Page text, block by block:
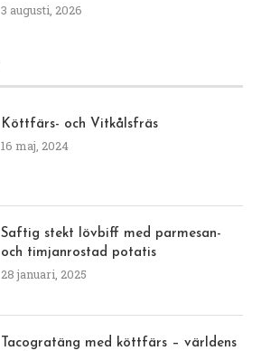
3 augusti, 2026
Köttfärs- och Vitkålsfräs
16 maj, 2024
Saftig stekt lövbiff med parmesan-
och timjanrostad potatis
28 januari, 2025
Tacogratäng med köttfärs – världens